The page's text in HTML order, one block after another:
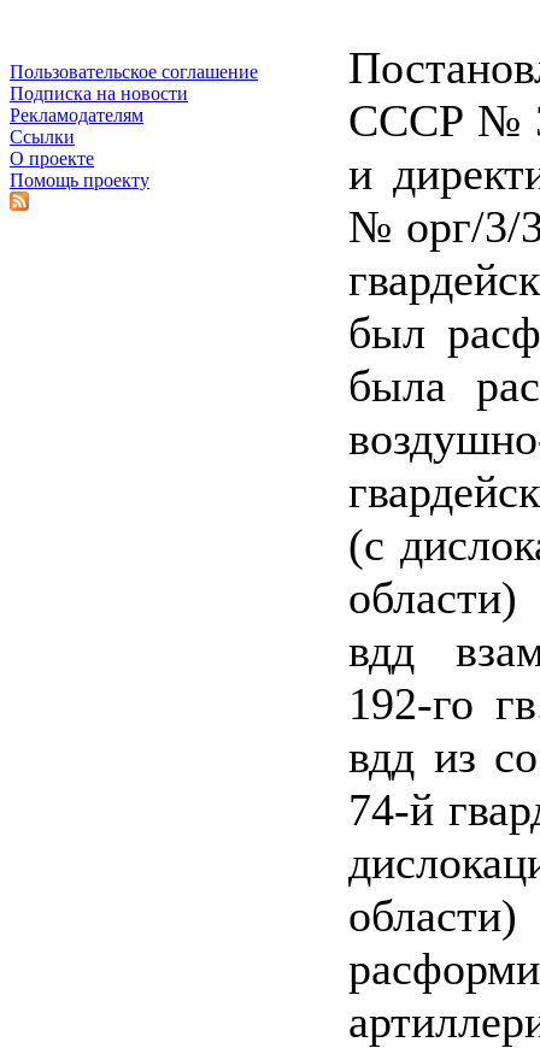
Пользовательское соглашение
Подписка на новости
Рекламодателям
Ссылки
О проекте
Помощь проекту
СССР №
и
№ орг/3/
был
была
(с
вдд
192-го
вдд из
74-й